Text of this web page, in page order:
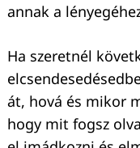
annak a
Ha szeretnél
át, hová és mikor
hogy mit fogsz